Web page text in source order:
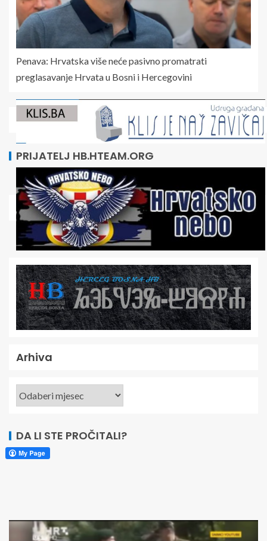
Penava: Hrvatska više neće pasivno promatrati
preglasavanje Hrvata u Bosni i Hercegovini
PRIJATELJ HB.HTEAM.ORG
Arhiva
DA LI STE PROČITALI?